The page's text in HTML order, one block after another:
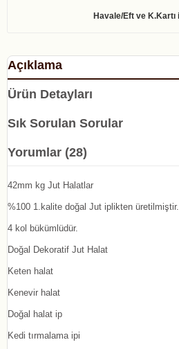
Açıklama
Ürün Detayları
Sık Sorulan Sorular
Yorumlar (28)
42mm kg Jut Halatlar
%100 1.kalite doğal Jut iplikten üretilmiştir.
4 kol bükümlüdür.
Doğal Dekoratif Jut Halat
Keten halat
Kenevir halat
Doğal halat ip
Kedi tırmalama ipi